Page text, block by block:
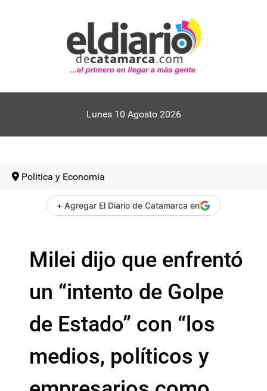
Lunes 10 Agosto 2026
Politica y Economia
+ Agregar El Diario de Catamarca en
Milei dijo que enfrentó
un “intento de Golpe
de Estado” con “los
medios, políticos y